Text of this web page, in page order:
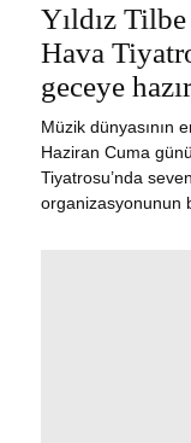
ON
Yıldız
Hava
geceye
Müzik dünyasının
Haziran Cuma
Tiyatrosu’nda
organizasyonunun